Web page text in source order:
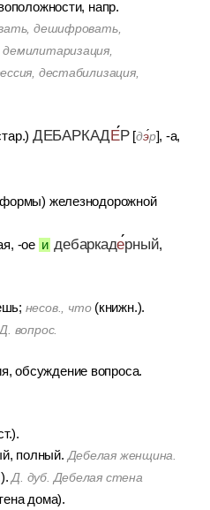
напр.
дешифровать,
дестабилизация,
ДЕБАРКАДЕР[дэр], -а,
железнодорожной
-ое и дебаркадерный,
несов., что(книжн.).
Д. вопрос.
обсуждение вопроса.
полный. Дебелая женщина.
Д. дуб. Дебелая стена
дома).